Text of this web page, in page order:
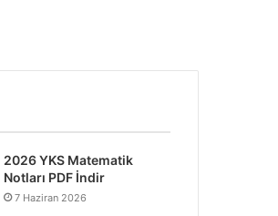
2026 YKS Matematik
Notları PDF İndir
7 Haziran 2026